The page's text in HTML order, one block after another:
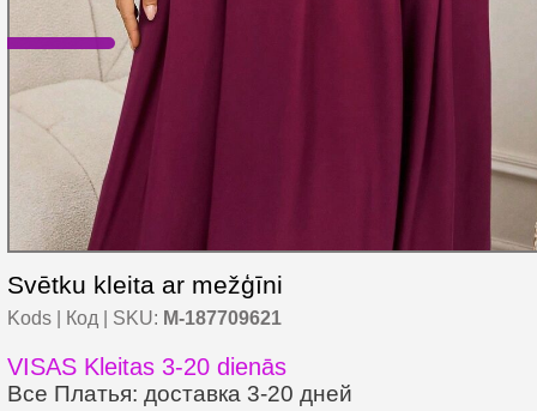
Svētku kleita ar mežģīni
Kods | Код | SKU: M-187709621
VISAS Kleitas 3-20 dienās
Все Платья: доставка 3-20 дней